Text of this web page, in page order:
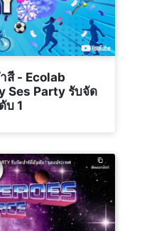
สี - Ecolab
Ses Party รับจัด
บ 1